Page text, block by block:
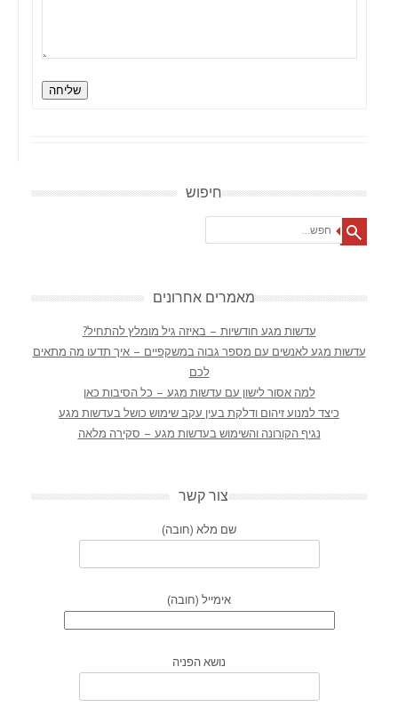
שליחה
חיפוש
מאמרים אחרונים
עדשות מגע חודשיות – באיזה גיל מומלץ להתחיל?
עדשות מגע לאנשים עם מספר גבוה במשקפיים – איך תדעו מה מתאים
לכם
למה אסור לישון עם עדשות מגע – כל הסיבות כאן
כיצד למנוע זיהום ודלקת בעין עקב שימוש כושל בעדשות מגע
נגיף הקורונה והשימוש בעדשות מגע – סקירה מלאה
צור קשר
שם מלא (חובה)
אימייל (חובה)
נושא הפניה